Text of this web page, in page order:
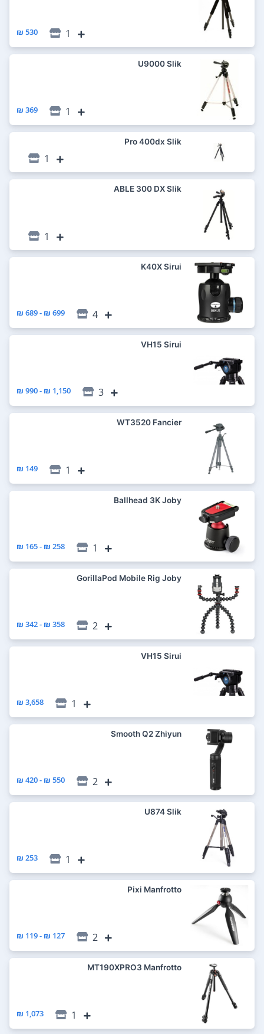
1
530 ₪
U9000 Slik
1
369 ₪
Pro 400dx Slik
1
ABLE 300 DX Slik
1
K40X Sirui
4
699 ₪ - 689 ₪
VH15 Sirui
3
1,150 ₪ - 990 ₪
WT3520 Fancier
1
149 ₪
Ballhead 3K Joby
1
258 ₪ - 165 ₪
GorillaPod Mobile Rig Joby
2
358 ₪ - 342 ₪
VH15 Sirui
1
3,658 ₪
Smooth Q2 Zhiyun
2
550 ₪ - 420 ₪
U874 Slik
1
253 ₪
Pixi Manfrotto
2
127 ₪ - 119 ₪
MT190XPRO3 Manfrotto
1
1,073 ₪